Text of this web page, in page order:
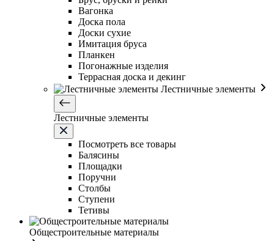
Вагонка
Доска пола
Доски сухие
Имитация бруса
Планкен
Погонажные изделия
Террасная доска и декинг
Лестничные элементы
Лестничные элементы
Посмотреть все товары
Балясины
Площадки
Поручни
Столбы
Ступени
Тетивы
Общестроительные материалы